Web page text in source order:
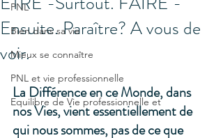
PNL
Bien dans sa vie
Mieux se connaître
PNL et vie professionnelle
Equilibre de Vie professionnelle et
Ensuite. Paraître? A vous de
voir.
La Différence en ce Monde, dans
nos Vies, vient essentiellement de
qui nous sommes, pas de ce que